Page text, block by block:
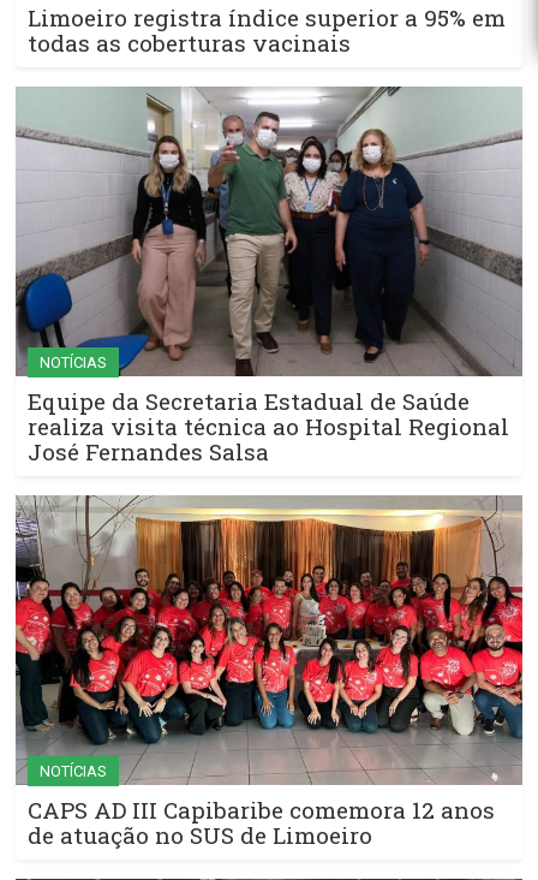
Limoeiro registra índice superior a 95% em
todas as coberturas vacinais
NOTÍCIAS
Equipe da Secretaria Estadual de Saúde
realiza visita técnica ao Hospital Regional
José Fernandes Salsa
NOTÍCIAS
CAPS AD III Capibaribe comemora 12 anos
de atuação no SUS de Limoeiro